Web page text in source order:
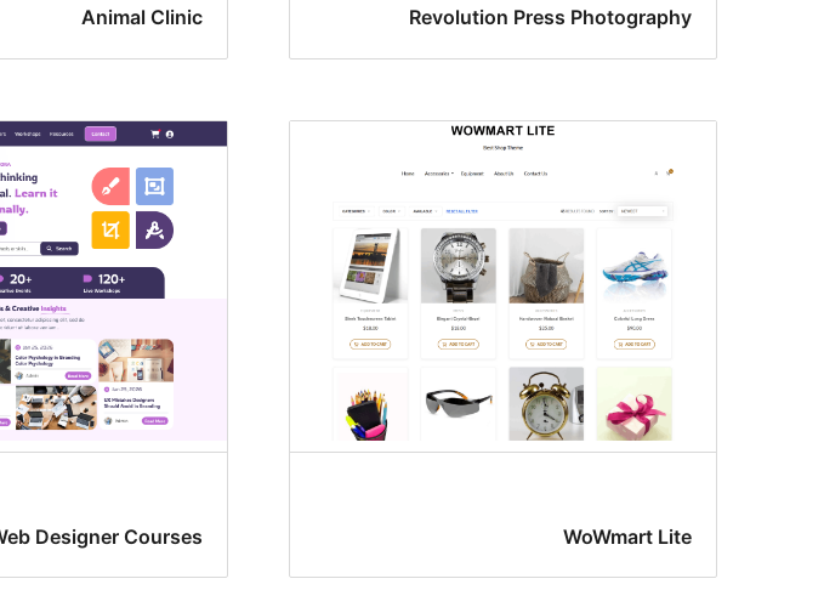
Revolution Press Photography
Animal Clinic
WoWmart Lite
Designer Courses